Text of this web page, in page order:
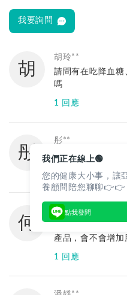
我要詢問
胡
胡玲**
請問有在吃降血糖
嗎
1 回應
亞尼活力
您好
可以補充安固輪
如有服用中西藥品
小時再吃即可。
如有其他問題歡迎
唷！
Line@專業諮詢
免付費客服專線：
彤
彤**
請問安固輪可以跟
1 回應
您好，方才已致
起補充使用唷！
建議吃法：
晚上睡前：珍珠粉
何
何慧**
請問我也有再吃
產品，會不會增加
1 回應
亞尼活力
您好：與中西藥品
我們正在線上🟢
您的健康大小事，讓
養顧問陪您聊聊👉👉
點我發問